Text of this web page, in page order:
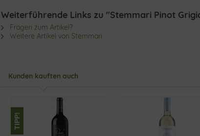
Weiterführende Links zu "Stemmari Pinot
Fragen zum Artikel?
Weitere Artikel von Stemmari
Kunden kauften auch
TIPP!